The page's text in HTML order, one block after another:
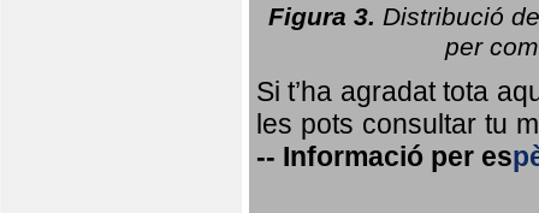
Figura 3. Distribució
per
Si t’ha agradat tota
les pots consultar tu
-- Informació per es